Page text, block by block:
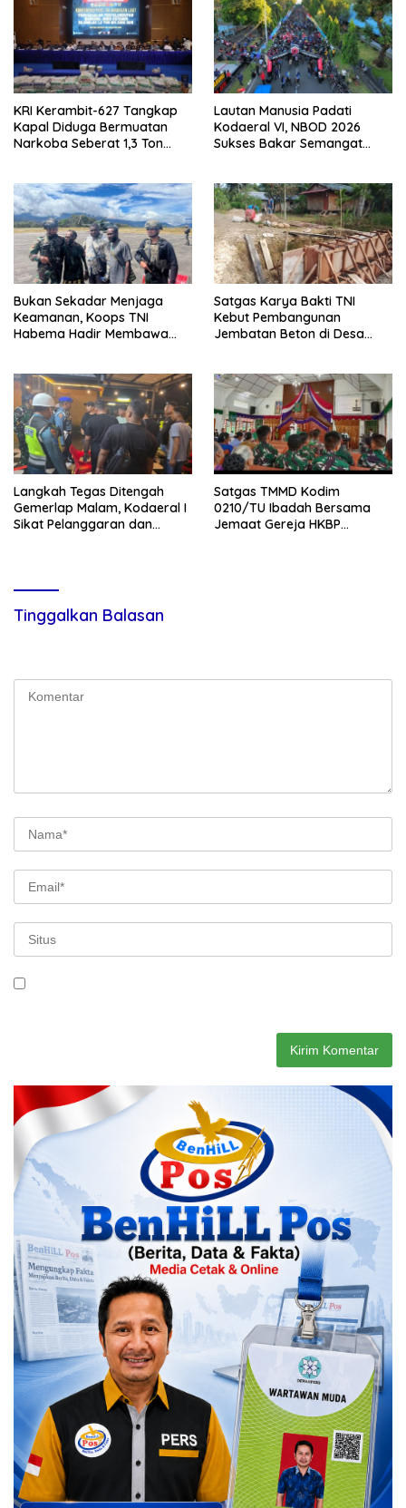
KRI Kerambit-627 Tangkap
Kapal Diduga Bermuatan
Narkoba Seberat 1,3 Ton
Lautan Manusia Padati
Kodaeral VI, NBOD 2026
Sukses Bakar Semangat
Bukan Sekadar Menjaga
Keamanan, Koops TNI
Habema Hadir Membawa
Satgas Karya Bakti TNI
Kebut Pembangunan
Jembatan Beton di Desa
Langkah Tegas Ditengah
Gemerlap Malam, Kodaeral I
Sikat Pelanggaran dan
Satgas TMMD Kodim
0210/TU Ibadah Bersama
Jemaat Gereja HKBP
Tinggalkan Balasan